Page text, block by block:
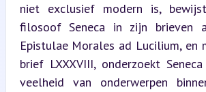
niet exclusief modern is,
filosoof Seneca in zijn brieven
Epistulae Morales ad Lucilium, en
brief LXXXVIII, onderzoekt
veelheid van onderwerpen